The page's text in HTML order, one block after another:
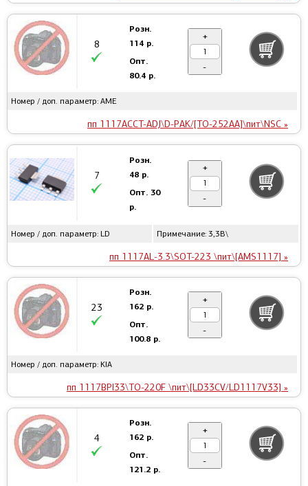
Номер / доп. параметр: AME
пп 1117ACCT-ADJ\D-PAK/[TO-252AA]\пит\NSC »
8
Розн.
114 р.
Опт.
80.4 р.
+
-
Номер / доп. параметр: LD Примечание: 3,3В\
пп 1117AL-3.3\SOT-223 \пит\[AMS1117] »
7
Розн.
48 р.
Опт.30
р.
+
-
Номер / доп. параметр: KIA
пп 1117BPI33\TO-220F \пит\[LD33CV/LD1117V33] »
23
Розн.
162 р.
Опт.
100.8 р.
+
-
4
Розн.
162 р.
Опт.
121.2 р.
+
-